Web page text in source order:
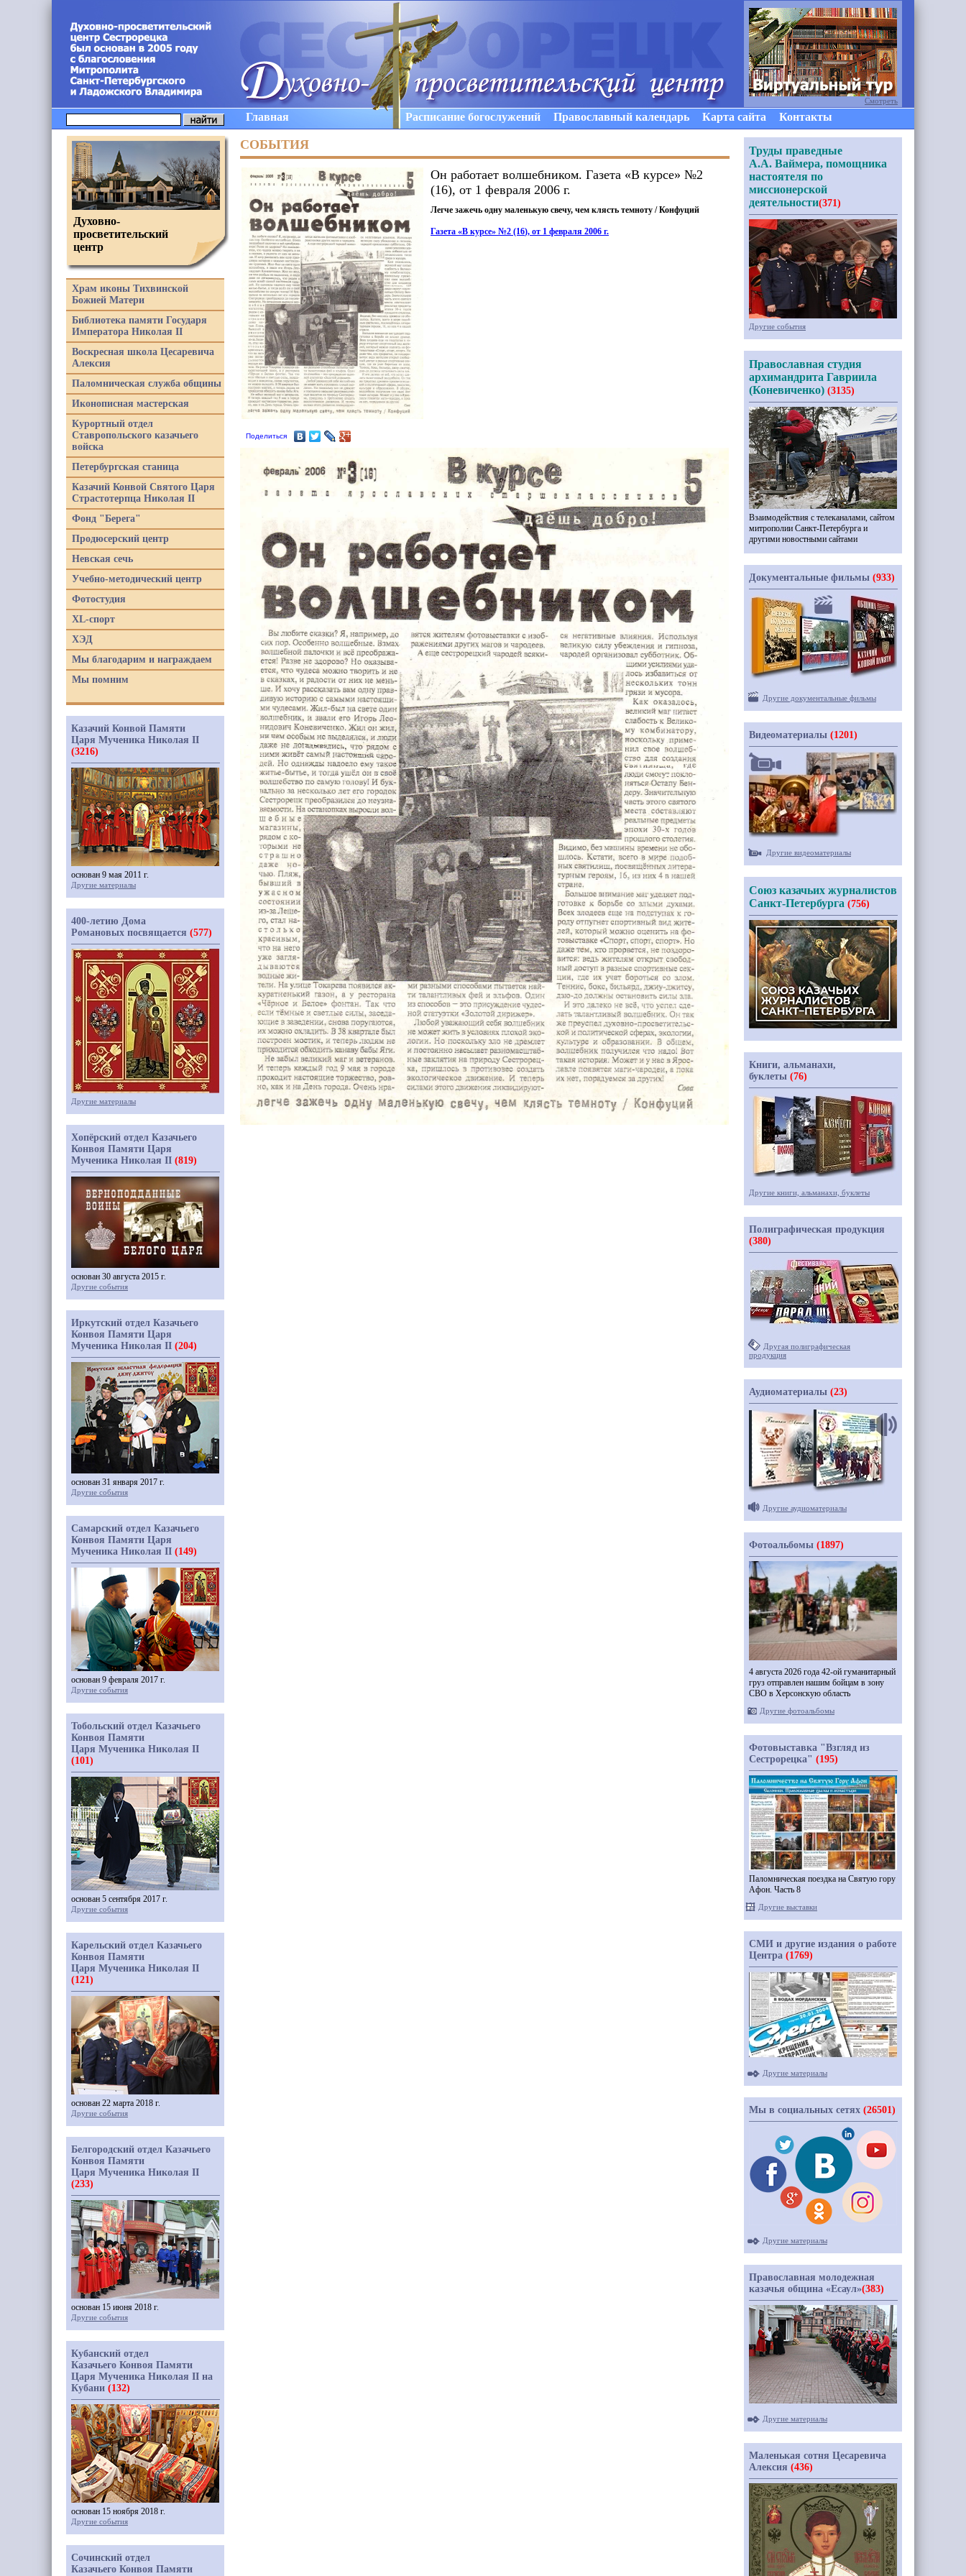
Главная Расписание богослужений Православный календарь Карта сайта Контакты
СОБЫТИЯ
Поделиться
Он работает волшебником. Газета «В курсе» №2
(16), от 1 февраля 2006 г.
Легче зажечь одну маленькую свечу, чем клясть темноту / Конфуций
Газета «В курсе» №2 (16), от 1 февраля 2006 г.
Духовно-
просветительский
центр
Храм иконы Тихвинской
Божией Матери
Библиотека памяти Государя
Императора Николая II
Воскресная школа Цесаревича
Алексия
Паломническая служба общины
Иконописная мастерская
Курортный отдел
Ставропольского казачьего
войска
Петербургская станица
Казачий Конвой Святого Царя
Страстотерпца Николая II
Фонд "Берега"
Продюсерский центр
Невская сечь
Учебно-методический центр
Фотостудия
XL-спорт
ХЭД
Мы благодарим и награждаем
Мы помним
Казачий Конвой Памяти
Царя Мученика Николая II
(3216)
основан 9 мая 2011 г.
Другие материалы
400-летию Дома
Романовых посвящается (577)
Другие материалы
Хопёрский отдел Казачьего
Конвоя Памяти Царя
Мученика Николая II (819)
основан 30 августа 2015 г.
Другие события
Иркутский отдел Казачьего
Конвоя Памяти Царя
Мученика Николая II (204)
основан 31 января 2017 г.
Другие события
Самарский отдел Казачьего
Конвоя Памяти Царя
Мученика Николая II (149)
основан 9 февраля 2017 г.
Другие события
Тобольский отдел Казачьего
Конвоя Памяти
Царя Мученика Николая II
(101)
основан 5 сентября 2017 г.
Другие события
Карельский отдел Казачьего
Конвоя Памяти
Царя Мученика Николая II
(121)
основан 22 марта 2018 г.
Другие события
Белгородский отдел Казачьего
Конвоя Памяти
Царя Мученика Николая II
(233)
основан 15 июня 2018 г.
Другие события
Кубанский отдел
Казачьего Конвоя Памяти
Царя Мученика Николая II на
Кубани (132)
основан 15 ноября 2018 г.
Другие события
Сочинский отдел
Казачьего Конвоя Памяти
Смотреть
Труды праведные
А.А. Ваймера, помощника
настоятеля по
миссионерской
деятельности(371)
Другие события
Православная студия
архимандрита Гавриила
(Коневиченко) (3135)
Взаимодействия с телеканалами, сайтом
митрополии Санкт-Петербурга и
другими новостными сайтами
Документальные фильмы (933)
Другие документальные фильмы
Видеоматериалы (1201)
Другие видеоматериалы
Союз казачьих журналистов
Санкт-Петербурга (756)
Книги, альманахи,
буклеты (76)
Другие книги, альманахи, буклеты
Полиграфическая продукция
(380)
Другая полиграфическая
продукция
Аудиоматериалы (23)
Другие аудиоматериалы
Фотоальбомы (1897)
4 августа 2026 года 42-ой гуманитарный
груз отправлен нашим бойцам в зону
СВО в Херсонскую область
Другие фотоальбомы
Фотовыставка "Взгляд из
Сестрорецка" (195)
Паломническая поездка на Святую гору
Афон. Часть 8
Другие выставки
СМИ и другие издания о работе
Центра (1769)
Другие материалы
Мы в социальных сетях (26501)
Другие материалы
Православная молодежная
казачья община «Есаул»(383)
Другие материалы
Маленькая сотня Цесаревича
Алексия (436)